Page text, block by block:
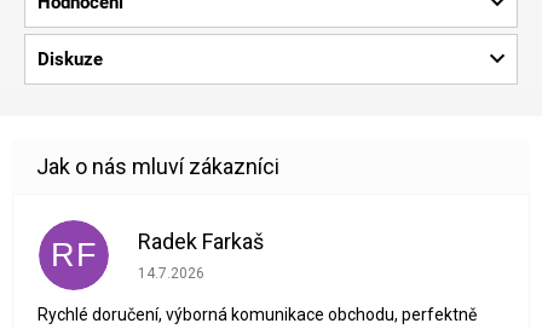
Diskuze
RF Radek Farkaš
Hodnocení obchodu je 5 z 5 hvězdiček.
14.7.2026
Rychlé doručení, výborná komunikace obchodu, perfektně